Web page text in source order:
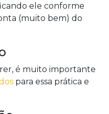
ele conforme
(muito bem) do
é muito importante
para essa prática e